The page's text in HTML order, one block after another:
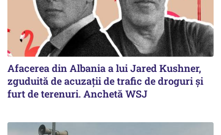
Afacerea din Albania a lui Jared Kushner,
zguduită de acuzații de trafic de droguri și
furt de terenuri. Anchetă WSJ